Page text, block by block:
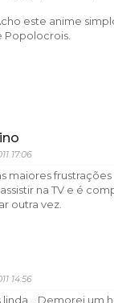
este anime
Popolocrois.
17:06
maiores frustrações
na TV e é
outra vez.
14:56
linda... Demorei um